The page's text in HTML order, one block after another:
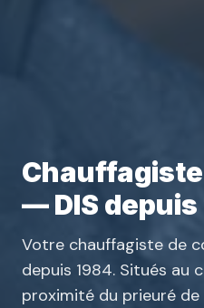
— DIS depuis
Votre chauffagiste de
depuis 1984. Situés au
proximité du prieuré